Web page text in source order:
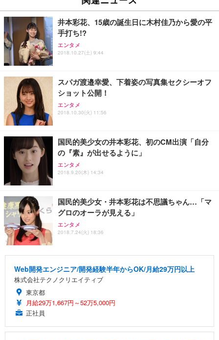
井本彩花、15歳の誕生日に木村佳乃から愛の平
手打ち!?
エンタメ
2018.10.27(土) 9:44
スパガ渡邉幸愛、下着姿の写真集セクシーオフ
ショット公開！
エンタメ
2018.10.30(火) 11:56
国民的美少女の井本彩花、初のCM出演「自分
の『素』が出せるように」
エンタメ
2018.9.20(木) 14:34
国民的美少女・井本彩花は不思議ちゃん…「マ
グロのオーラが見える」
エンタメ
2018.7.24(火) 18:36
Web開発エンジニア/開発経験半年からOK/月給29万円以上
株式会社テクノクリエイティブ
東京都
月給29万1,667円～52万5,000円
正社員